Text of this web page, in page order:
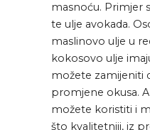
masnoću. Primjer
te ulje avokada.
maslinovo ulje u
kokosovo ulje
možete zamijeniti
promjene okusa.
možete koristiti i
što kvalitetniji, iz